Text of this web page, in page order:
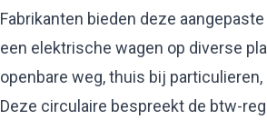
Fabrikanten bieden deze
een elektrische wagen op diverse
openbare weg, thuis bij
Deze circulaire bespreekt de btw-